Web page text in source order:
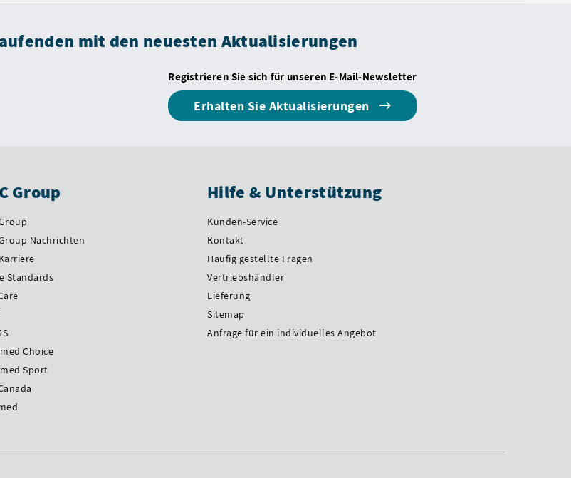
mit den neuesten Aktualisierungen
Registrieren Sie sich für unseren E-Mail-Newsletter
Erhalten Sie Aktualisierungen
Group
Nachrichten
Standards
Choice
Sport
Hilfe & Unterstützung
Kunden-Service
Kontakt
Häufig gestellte Fragen
Vertriebshändler
Lieferung
Sitemap
Anfrage für ein individuelles Angebot